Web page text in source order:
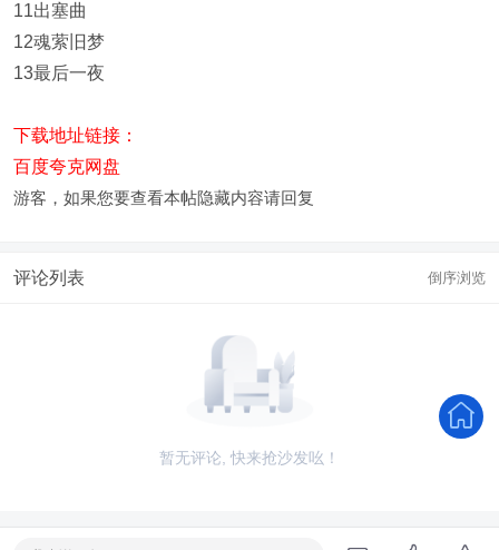
11出塞曲
12魂萦旧梦
13最后一夜
下载地址链接：
百度夸克网盘
游客，如果您要查看本帖隐藏内容请回复
评论列表 倒序浏览
暂无评论, 快来抢沙发吆！